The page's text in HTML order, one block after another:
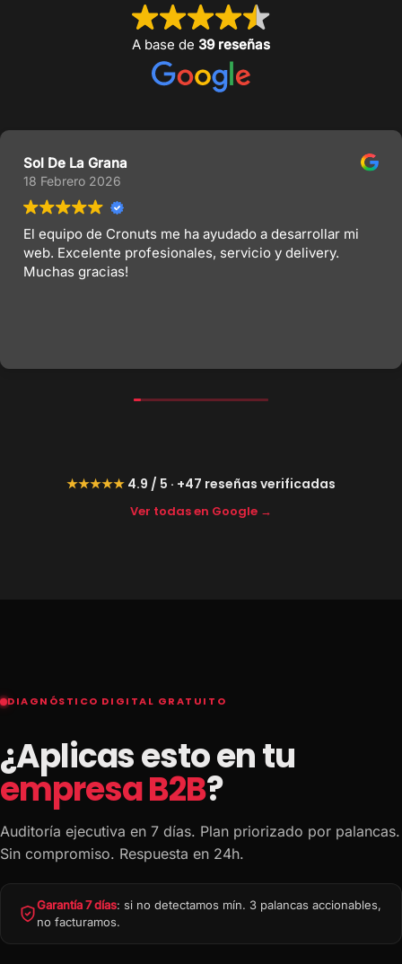
A base de 39 reseñas
Sol De La Grana
18 Febrero 2026
El equipo de Cronuts me ha ayudado a desarrollar mi
web. Excelente profesionales, servicio y delivery.
Muchas gracias!
★★★★★ 4.9 / 5 · +47 reseñas verificadas
Ver todas en Google →
DIAGNÓSTICO DIGITAL GRATUITO
¿Aplicas esto en tu
empresa B2B?
Auditoría ejecutiva en 7 días. Plan priorizado por palancas.
Sin compromiso. Respuesta en 24h.
Garantía 7 días: si no detectamos mín. 3 palancas accionables,
no facturamos.